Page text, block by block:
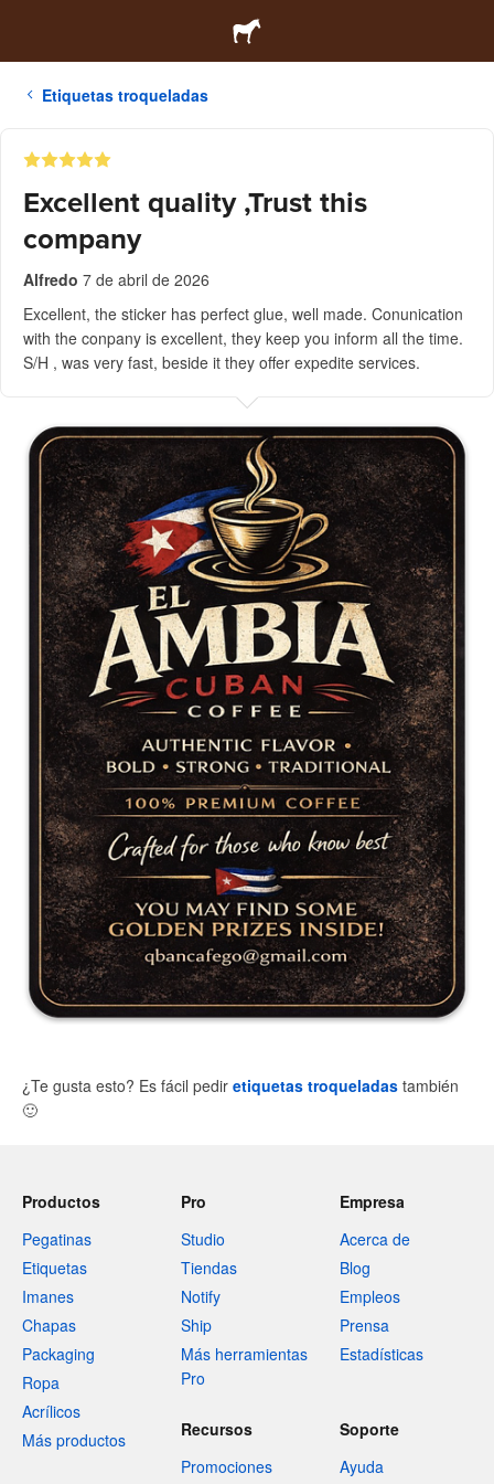
Etiquetas troqueladas
Excellent quality ,Trust this
company
Alfredo 7 de abril de 2026
Excellent, the sticker has perfect glue, well made. Conunication
with the conpany is excellent, they keep you inform all the time.
S/H , was very fast, beside it they offer expedite services.
¿Te gusta esto? Es fácil pedir etiquetas troqueladas también
🙂
Productos
Pegatinas
Etiquetas
Imanes
Chapas
Packaging
Ropa
Acrílicos
Más productos
Pro
Studio
Tiendas
Notify
Ship
Más herramientas
Pro
Empresa
Acerca de
Blog
Empleos
Prensa
Estadísticas
Recursos
Promociones
Soporte
Ayuda